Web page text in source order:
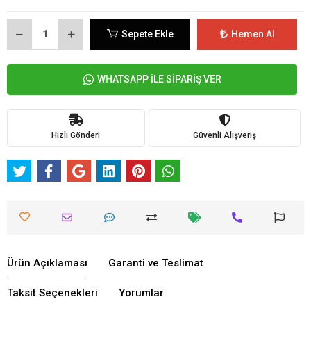
Sepete Ekle Hemen Al
WHATSAPP İLE SİPARİŞ VER
Hızlı Gönderi Güvenli Alışveriş
Ürün Açıklaması Garanti ve Teslimat
Taksit Seçenekleri Yorumlar